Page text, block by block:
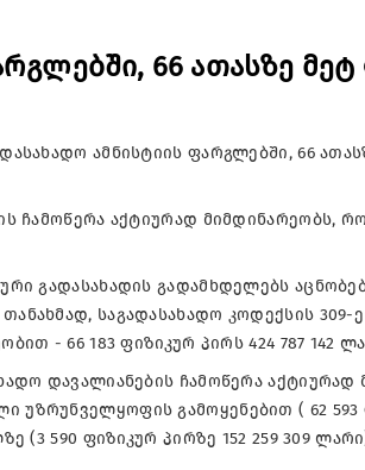
66 ათასზე
ამნისტიის ფარგლებში, 66
ჩამოწერა აქტიურად
გადასახადის გადამხდელებს
საგადასახადო კოდექსის 309-
- 66 183 ფიზიკურ პირს 424 787 142
დავალიანების ჩამოწერა აქტიურად
გამოყენებით ( 62 593
(3 590 ფიზიკურ პირზე 152 259 309